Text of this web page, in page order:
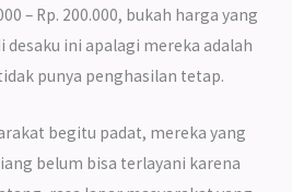
– Rp. 200.000, bukah harga yang
ini apalagi mereka adalah
punya penghasilan tetap.
begitu padat, mereka yang
belum bisa terlayani karena